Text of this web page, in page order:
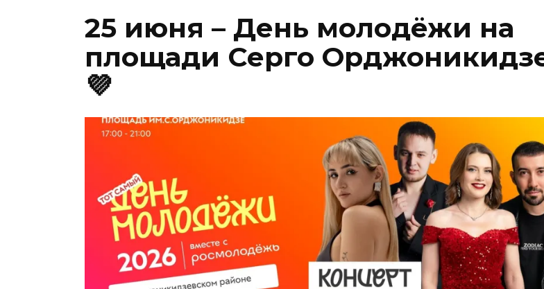
25 июня – День молодёжи на
площади Серго
💜